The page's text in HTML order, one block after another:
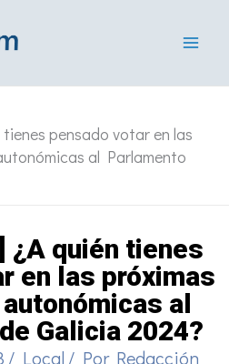
tienes pensado votar en las
al Parlamento
¿A quién tienes
en las próximas
al
Galicia 2024?
/ Local / Por Redacción